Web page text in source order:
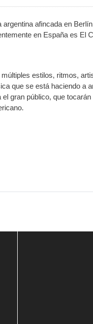
afincada en
en España es El
estilos, ritmos,
que se está haciendo a
gran público, que